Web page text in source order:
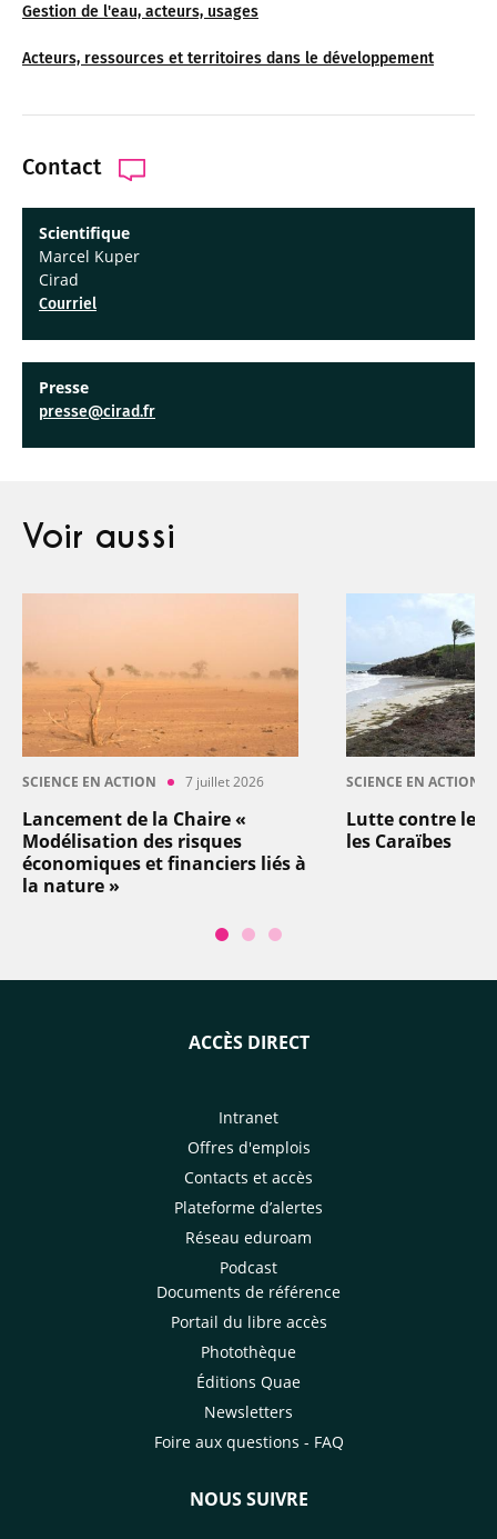
Gestion de l'eau, acteurs, usages
Acteurs, ressources et territoires dans le développement
Contact
Scientifique
Marcel Kuper
Cirad
Courriel
Presse
presse@cirad.fr
Voir aussi
SCIENCE EN ACTION 7 juillet 2026
Lancement de la Chaire «
Modélisation des risques
économiques et financiers liés à
la nature »
SCIENCE EN ACTION
Lutte contre les
les Caraïbes
ACCÈS DIRECT
Intranet
Offres d'emplois
Contacts et accès
Plateforme d’alertes
Réseau eduroam
Podcast
Documents de référence
Portail du libre accès
Photothèque
Éditions Quae
Newsletters
Foire aux questions - FAQ
NOUS SUIVRE